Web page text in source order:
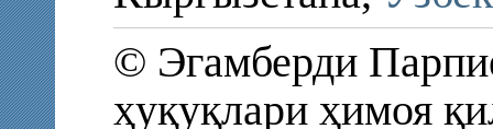
© Эгамберди
ҳуқуқлари ҳимоя